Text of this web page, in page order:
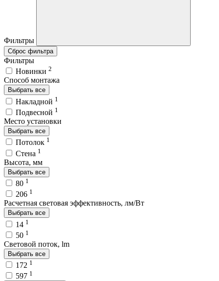
Фильтры
Сброс фильтра
Фильтры
Новинки 2
Способ монтажа
Выбрать все
Накладной 1
Подвесной 1
Место установки
Выбрать все
Потолок 1
Стена 1
Высота, мм
Выбрать все
80 1
206 1
Расчетная световая эффективность, лм/Вт
Выбрать все
14 1
50 1
Световой поток, lm
Выбрать все
172 1
597 1